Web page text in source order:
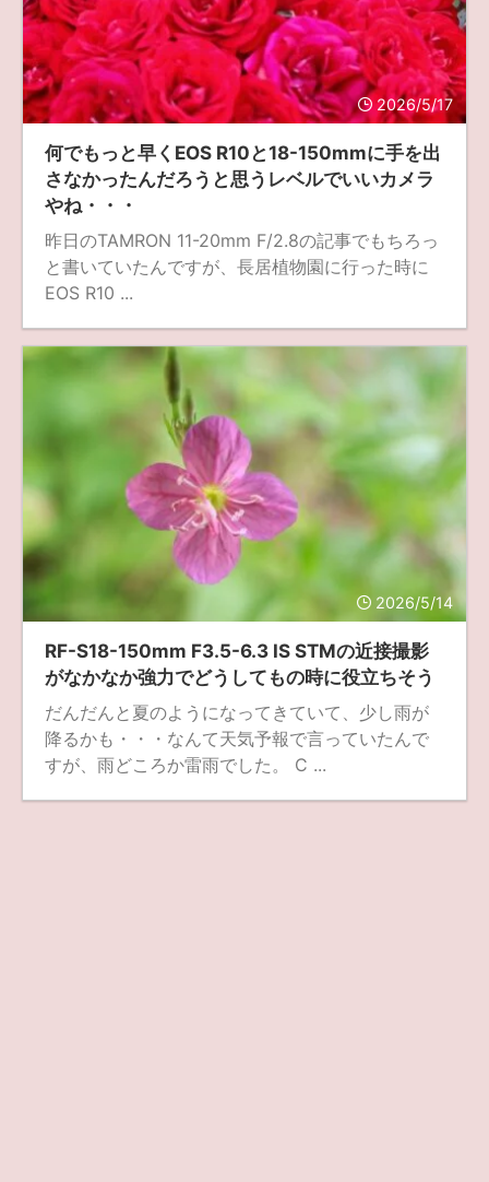
2026/5/17
何でもっと早くEOS R10と18-150mmに手を出
さなかったんだろうと思うレベルでいいカメラ
やね・・・
昨日のTAMRON 11-20mm F/2.8の記事でもちろっ
と書いていたんですが、長居植物園に行った時に
EOS R10 ...
2026/5/14
RF-S18-150mm F3.5-6.3 IS STMの近接撮影
がなかなか強力でどうしてもの時に役立ちそう
だんだんと夏のようになってきていて、少し雨が
降るかも・・・なんて天気予報で言っていたんで
すが、雨どころか雷雨でした。 C ...